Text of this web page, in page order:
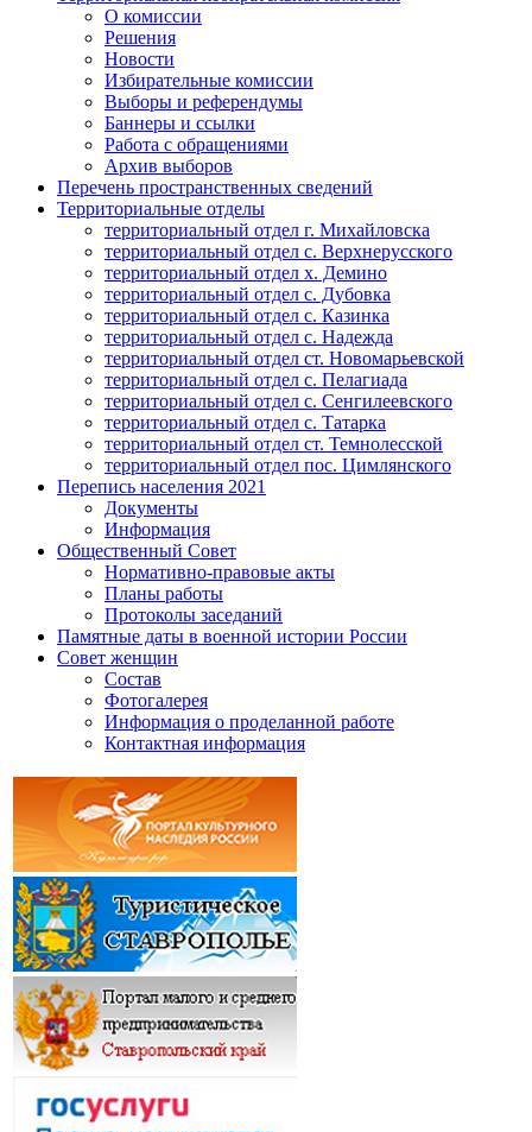
О комиссии
Решения
Новости
Избирательные комиссии
Выборы и референдумы
Баннеры и ссылки
Работа с обращениями
Архив выборов
Перечень пространственных сведений
Территориальные отделы
территориальный отдел г. Михайловска
территориальный отдел с. Верхнерусского
территориальный отдел х. Демино
территориальный отдел с. Дубовка
территориальный отдел с. Казинка
территориальный отдел с. Надежда
территориальный отдел ст. Новомарьевской
территориальный отдел с. Пелагиада
территориальный отдел с. Сенгилеевского
территориальный отдел с. Татарка
территориальный отдел ст. Темнолесской
территориальный отдел пос. Цимлянского
Перепись населения 2021
Документы
Информация
Общественный Совет
Нормативно-правовые акты
Планы работы
Протоколы заседаний
Памятные даты в военной истории России
Совет женщин
Состав
Фотогалерея
Информация о проделанной работе
Контактная информация